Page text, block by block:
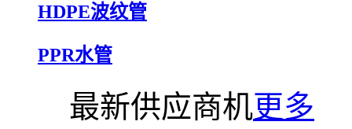
HDPE波纹管
PPR水管
最新供应商机更多